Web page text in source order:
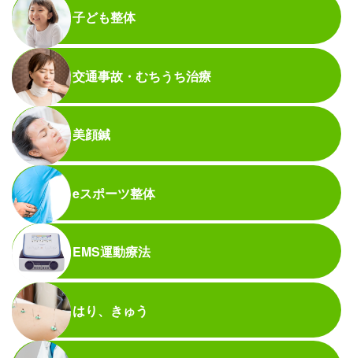
子ども整体
交通事故・むちうち治療
美顔鍼
eスポーツ整体
EMS運動療法
はり、きゅう